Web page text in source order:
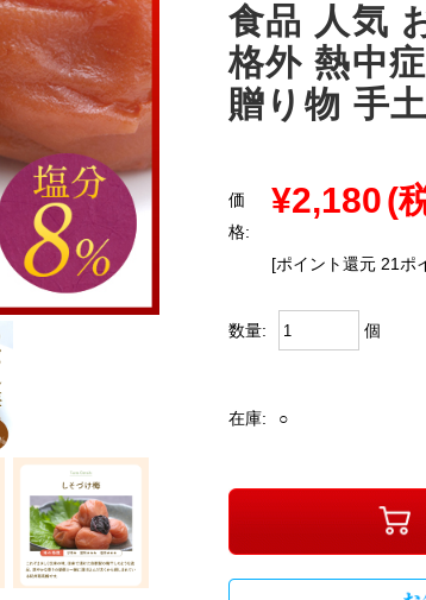
食品 人気
格外 熱中
贈り物 手
価
格:
¥2,180(
[ポイント還元 21ポ
数量: 個
在庫: ○